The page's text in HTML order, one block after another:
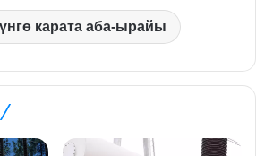
карата аба-ырайы